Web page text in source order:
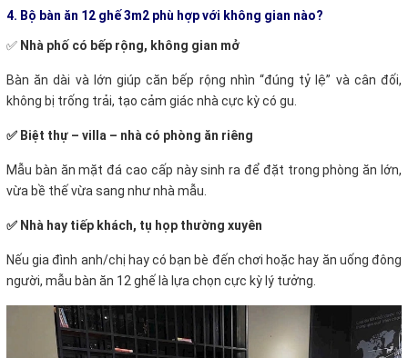
4. Bộ bàn ăn 12 ghế 3m2 phù hợp với không gian nào?
✅ Nhà phố có bếp rộng, không gian mở
Bàn ăn dài và lớn giúp căn bếp rộng nhìn “đúng tỷ lệ” và cân đối,
không bị trống trải, tạo cảm giác nhà cực kỳ có gu.
✅ Biệt thự – villa – nhà có phòng ăn riêng
Mẫu bàn ăn mặt đá cao cấp này sinh ra để đặt trong phòng ăn lớn,
vừa bề thế vừa sang như nhà mẫu.
✅ Nhà hay tiếp khách, tụ họp thường xuyên
Nếu gia đình anh/chị hay có bạn bè đến chơi hoặc hay ăn uống đông
người, mẫu bàn ăn 12 ghế là lựa chọn cực kỳ lý tưởng.